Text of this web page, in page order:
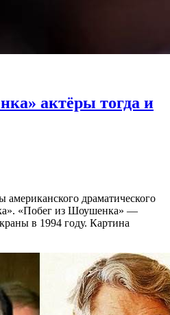
актёры тогда и
американского драматического
«Побег из Шоушенка» —
в 1994 году. Картина